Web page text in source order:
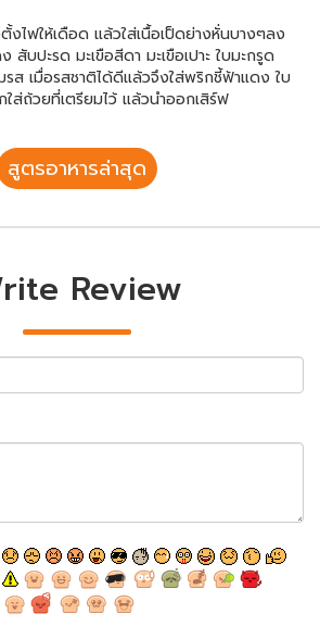
งไฟให้เดือด แล้วใส่เนื้อเป็ดย่างหั่นบางๆลง
บปะรด มะเขือสีดา มะเขือเปาะ ใบมะกรูด
ส เมื่อรสชาติได้ดีแล้วจึงใส่พริกชี้ฟ้าแดง ใบ
ใส่ถ้วยที่เตรียมไว้ แล้วนำออกเสิร์ฟ
สูตรอาหารล่าสุด
Review